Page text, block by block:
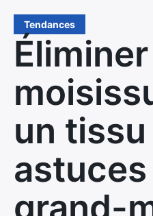
Tendances
un tissu
grand-